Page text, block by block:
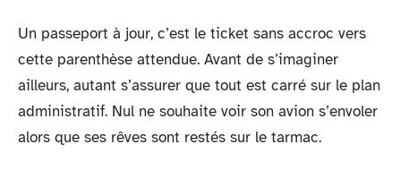
Un passeport à jour, c’est le ticket sans accroc vers
cette parenthèse attendue. Avant de s’imaginer
ailleurs, autant s’assurer que tout est carré sur le plan
administratif. Nul ne souhaite voir son avion s’envoler
alors que ses rêves sont restés sur le tarmac.